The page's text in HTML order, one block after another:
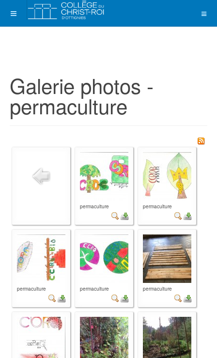
Galerie photos -
permaculture
permaculture permaculture
permaculture permaculture permaculture